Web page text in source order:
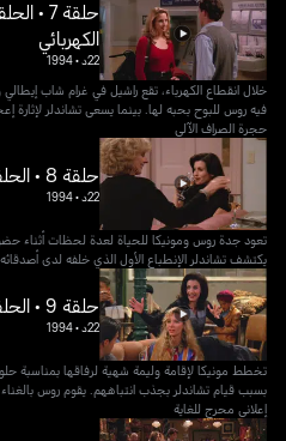
حلقة 7
الكهربائي
22د •
1994
خلال انقطاع الكهرباء، تقع راشيل في غرام شاب
فيه روس للبوح بحبه لها. بينما يسعى تشاندلر لإثارة
حجرة الصراف الآلي
حلقة 8 • الحلقة التي تتضمن وفاة الجدة مرتين
22د •
1994
تعود جدة روس ومونيكا للحياة لعدة لحظات أثناء
يكتشف تشاندلر الإنطباع الأول الذي خلفه لدى
حلقة 9 • الحلقة التي يهرب فيها المستضعف
22د •
1994
تخطط مونيكا لإقامة وليمة شهية لرفاقها بمناسبة
بسبب قيام تشاندلر بجذب انتباههم. يقوم روس
إعلاني محرج للغاية